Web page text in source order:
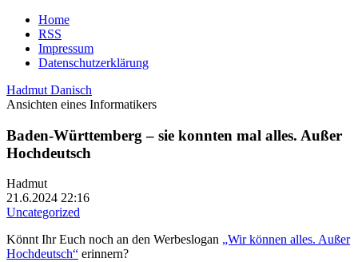
Home
RSS
Impressum
Datenschutzerklärung
Hadmut Danisch
Ansichten eines Informatikers
Baden-Württemberg – sie konnten mal alles. Außer
Hochdeutsch
Hadmut
21.6.2024 22:16
Uncategorized
Könnt Ihr Euch noch an den Werbeslogan „Wir können alles. Außer
Hochdeutsch“ erinnern?